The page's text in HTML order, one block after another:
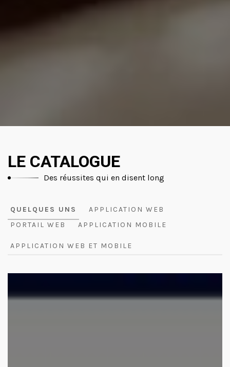
LE CATALOGUE
Des réussites qui en disent long
QUELQUES UNS
APPLICATION WEB
PORTAIL WEB
APPLICATION MOBILE
APPLICATION WEB ET MOBILE